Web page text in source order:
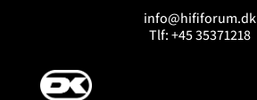
info@hififorum.dk
Tlf: +45 35371218